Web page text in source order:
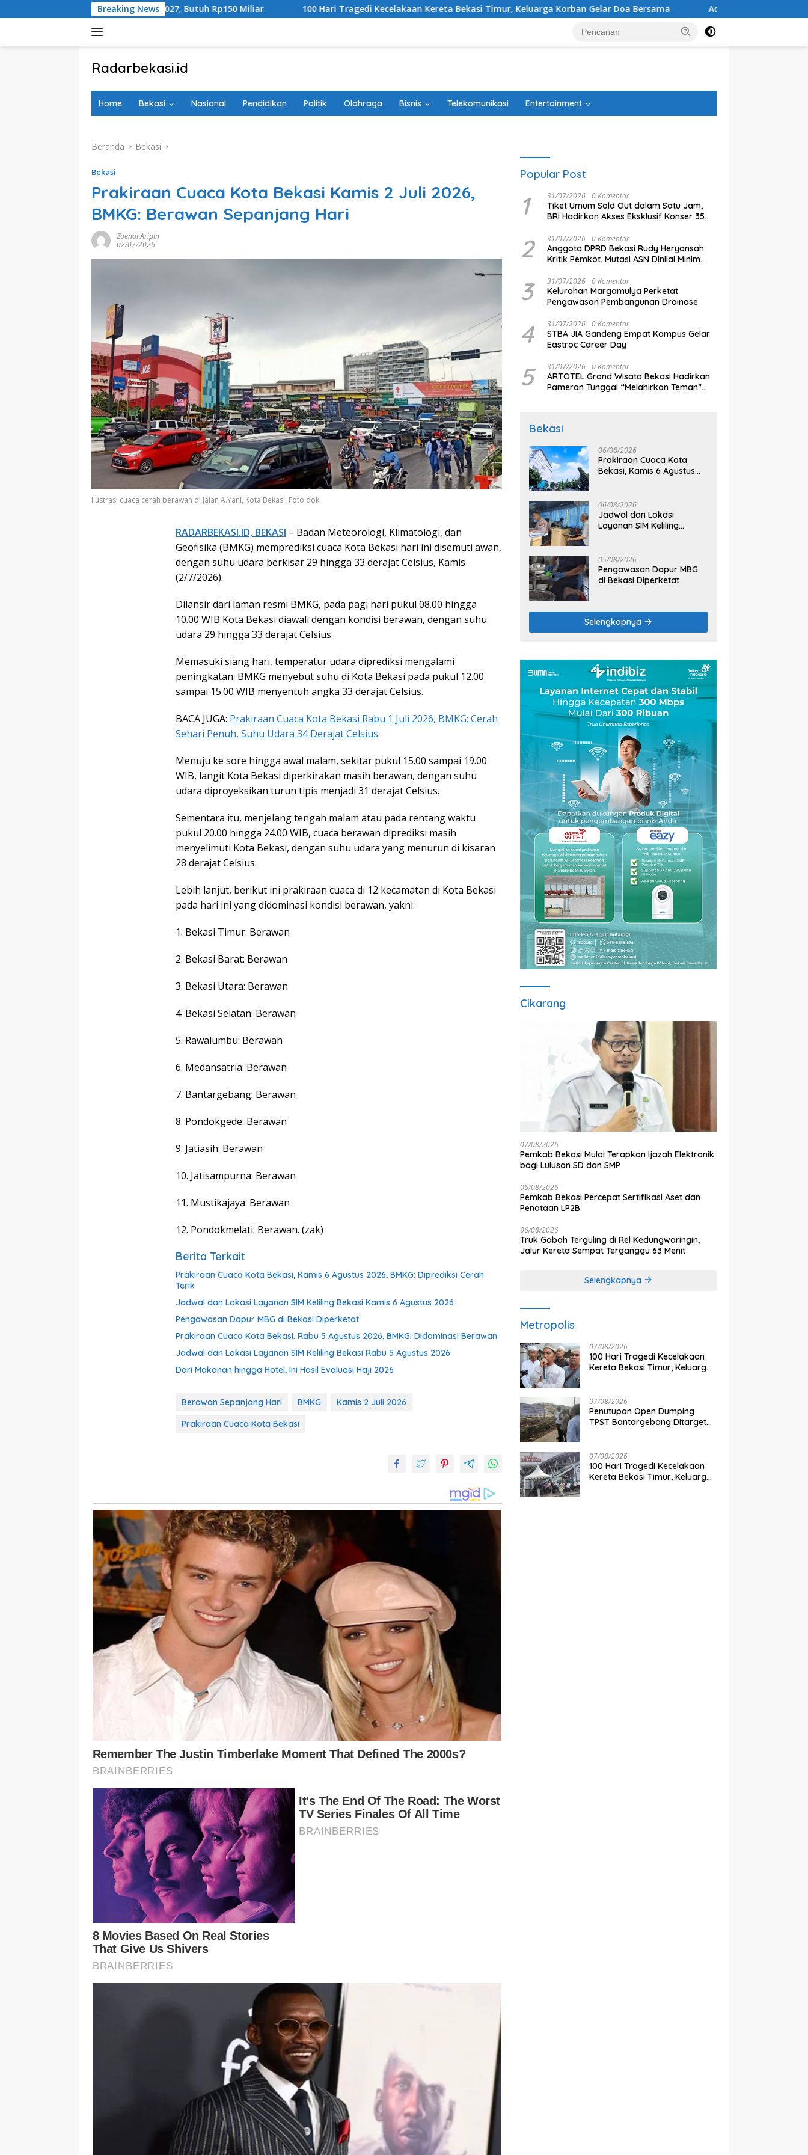
ke
Breaking News
Rampung 2027, Butuh Rp150 Miliar 100 Hari Tragedi Kecelakaan Kereta Bekasi Timur, Keluarga Korban Gelar Doa Bersama Administrasi Beres, PSU Sentul City Kini
Radarbekasi.id
Bekasi
Home Bekasi Nasional Pendidikan Politik Olahraga Bisnis Telekomunikasi Entertainment
Beranda Bekasi
Bekasi
Prakiraan Cuaca Kota Bekasi Kamis 2 Juli 2026,
BMKG: Berawan Sepanjang Hari
Zaenal Aripin
02/07/2026
Ilustrasi cuaca cerah berawan di Jalan A.Yani, Kota Bekasi. Foto dok.
RADARBEKASI.ID, BEKASI – Badan Meteorologi, Klimatologi, dan
Geofisika (BMKG) memprediksi cuaca Kota Bekasi hari ini disemuti awan,
dengan suhu udara berkisar 29 hingga 33 derajat Celsius, Kamis
(2/7/2026).
Dilansir dari laman resmi BMKG, pada pagi hari pukul 08.00 hingga
10.00 WIB Kota Bekasi diawali dengan kondisi berawan, dengan suhu
udara 29 hingga 33 derajat Celsius.
Memasuki siang hari, temperatur udara diprediksi mengalami
peningkatan. BMKG menyebut suhu di Kota Bekasi pada pukul 12.00
sampai 15.00 WIB menyentuh angka 33 derajat Celsius.
BACA JUGA: Prakiraan Cuaca Kota Bekasi Rabu 1 Juli 2026, BMKG: Cerah
Sehari Penuh, Suhu Udara 34 Derajat Celsius
Menuju ke sore hingga awal malam, sekitar pukul 15.00 sampai 19.00
WIB, langit Kota Bekasi diperkirakan masih berawan, dengan suhu
udara diproyeksikan turun tipis menjadi 31 derajat Celsius.
Sementara itu, menjelang tengah malam atau pada rentang waktu
pukul 20.00 hingga 24.00 WIB, cuaca berawan diprediksi masih
menyelimuti Kota Bekasi, dengan suhu udara yang menurun di kisaran
28 derajat Celsius.
Lebih lanjut, berikut ini prakiraan cuaca di 12 kecamatan di Kota Bekasi
pada hari ini yang didominasi kondisi berawan, yakni:
1. Bekasi Timur: Berawan
2. Bekasi Barat: Berawan
3. Bekasi Utara: Berawan
4. Bekasi Selatan: Berawan
5. Rawalumbu: Berawan
6. Medansatria: Berawan
7. Bantargebang: Berawan
8. Pondokgede: Berawan
9. Jatiasih: Berawan
10. Jatisampurna: Berawan
11. Mustikajaya: Berawan
12. Pondokmelati: Berawan. (zak)
Berita Terkait
Prakiraan Cuaca Kota Bekasi, Kamis 6 Agustus 2026, BMKG: Diprediksi Cerah
Terik
Jadwal dan Lokasi Layanan SIM Keliling Bekasi Kamis 6 Agustus 2026
Pengawasan Dapur MBG di Bekasi Diperketat
Prakiraan Cuaca Kota Bekasi, Rabu 5 Agustus 2026, BMKG: Didominasi Berawan
Jadwal dan Lokasi Layanan SIM Keliling Bekasi Rabu 5 Agustus 2026
Dari Makanan hingga Hotel, Ini Hasil Evaluasi Haji 2026
Berawan Sepanjang Hari BMKG
Kamis 2 Juli 2026
Prakiraan Cuaca Kota Bekasi
Popular Post
1 31/07/2026 0 Komentar
Tiket Umum Sold Out dalam Satu Jam,
BRI Hadirkan Akses Eksklusif Konser 35
2 31/07/2026 0 Komentar
Anggota DPRD Bekasi Rudy Heryansah
Kritik Pemkot, Mutasi ASN Dinilai Minim
3 31/07/2026 0 Komentar
Kelurahan Margamulya Perketat
Pengawasan Pembangunan Drainase
4 31/07/2026 0 Komentar
STBA JIA Gandeng Empat Kampus Gelar
Eastroc Career Day
5 31/07/2026 0 Komentar
ARTOTEL Grand Wisata Bekasi Hadirkan
Pameran Tunggal “Melahirkan Teman”
Bekasi
06/08/2026
Prakiraan Cuaca Kota
Bekasi, Kamis 6 Agustus
06/08/2026
Jadwal dan Lokasi
Layanan SIM Keliling
05/08/2026
Pengawasan Dapur MBG
di Bekasi Diperketat
Selengkapnya
Cikarang
07/08/2026
Pemkab Bekasi Mulai Terapkan Ijazah Elektronik
bagi Lulusan SD dan SMP
06/08/2026
Pemkab Bekasi Percepat Sertifikasi Aset dan
Penataan LP2B
06/08/2026
Truk Gabah Terguling di Rel Kedungwaringin,
Jalur Kereta Sempat Terganggu 63 Menit
Selengkapnya
Metropolis
07/08/2026
100 Hari Tragedi Kecelakaan
Kereta Bekasi Timur, Keluarga
07/08/2026
Penutupan Open Dumping
TPST Bantargebang Ditarget
07/08/2026
100 Hari Tragedi Kecelakaan
Kereta Bekasi Timur, Keluarga